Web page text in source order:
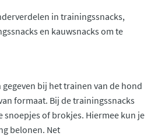
in trainingssnacks,
en kauwsnacks om te
bij het trainen van de hond
formaat. Bij de trainingssnacks
snoepjes of brokjes. Hiermee kun je
belonen. Net